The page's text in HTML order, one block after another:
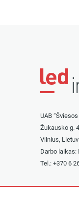
UAB
Žukausko g.
Vilnius,
Darbo laikas:
Tel.: +370 6